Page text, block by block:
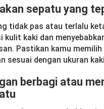
sepatu yang
tidak pas atau terlalu
kulit kaki dan
Pastikan kamu
sesuai dengan ukuran
berbagi atau